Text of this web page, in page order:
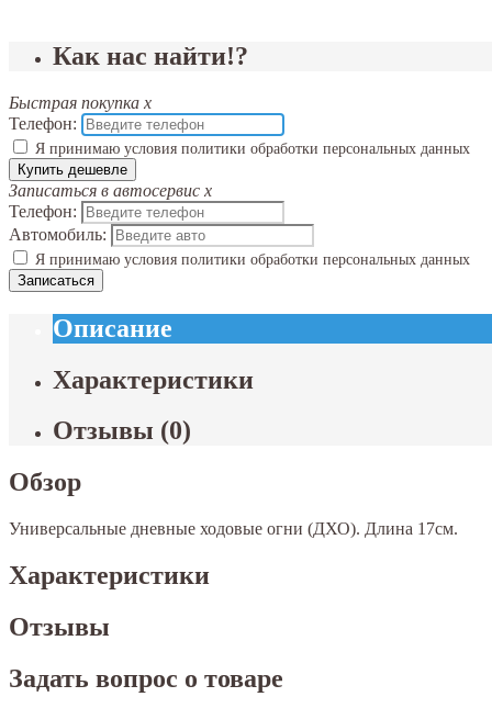
Как нас найти!?
Быстрая покупка x
Телефон:
Я принимаю условия политики обработки персональных данных
Купить дешевле
Записаться в автосервис x
Телефон:
Автомобиль:
Я принимаю условия политики обработки персональных данных
Записаться
Описание
Характеристики
Отзывы (0)
Обзор
Универсальные дневные ходовые огни (ДХО). Длина 17см.
Характеристики
Отзывы
Задать вопрос о товаре